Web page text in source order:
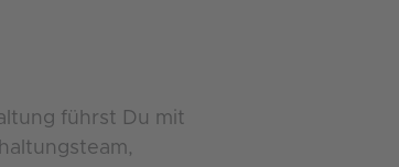
führst Du mit